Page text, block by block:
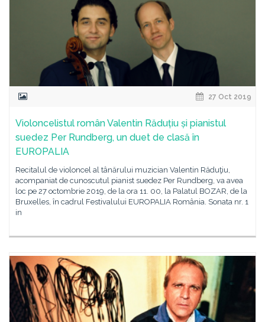
27 Oct 2019
Violoncelistul român Valentin Răduțiu și pianistul
suedez Per Rundberg, un duet de clasă în
EUROPALIA
Recitalul de violoncel al tânărului muzician Valentin Răduţiu,
acompaniat de cunoscutul pianist suedez Per Rundberg, va avea
loc pe 27 octombrie 2019, de la ora 11. 00, la Palatul BOZAR, de la
Bruxelles, în cadrul Festivalului EUROPALIA România. Sonata nr. 1
in